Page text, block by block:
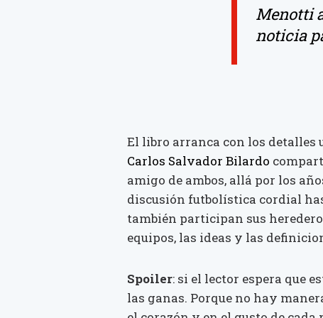
Menotti
noticia
El libro arranca con los detalles
Carlos Salvador Bilardo
amigo de ambos, allá por los
discusión futbolística cordial
también participan sus
equipos, las ideas y las
Spoiler: si el lector espera que
las ganas. Porque no hay